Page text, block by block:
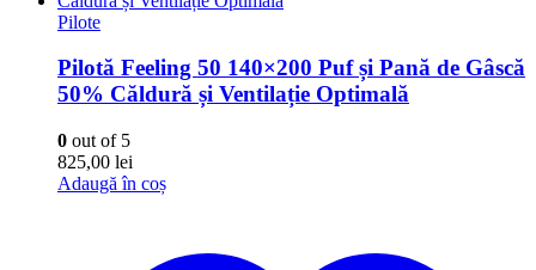
Pilote
Pilotă Feeling 50 140×200 Puf și Pană de Gâscă
50% Căldură și Ventilație Optimală
0 out of 5
825,00 lei
Adaugă în coș